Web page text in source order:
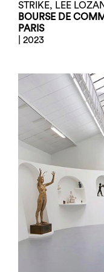
STRIKE, LEE
BOURSE DE
PARIS
| 2023